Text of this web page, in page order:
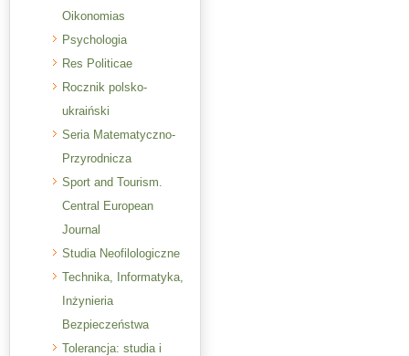
Oikonomias
Psychologia
Res Politicae
Rocznik polsko-
ukraiński
Seria Matematyczno-
Przyrodnicza
Sport and Tourism.
Central European
Journal
Studia Neofilologiczne
Technika, Informatyka,
Inżynieria
Bezpieczeństwa
Tolerancja: studia i